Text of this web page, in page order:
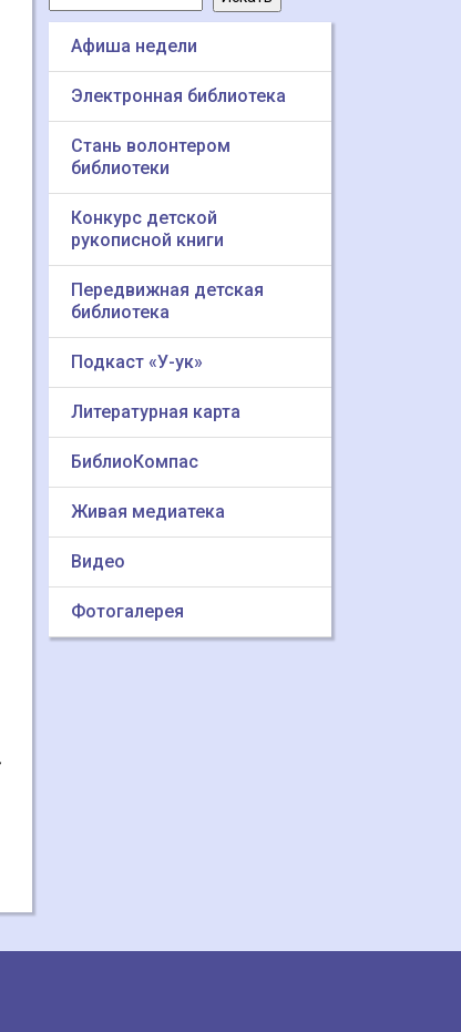
Афиша недели
Электронная библиотека
Стань волонтером
библиотеки
Конкурс детской
рукописной книги
Передвижная детская
библиотека
Подкаст «У-ук»
Литературная карта
БиблиоКомпас
Живая медиатека
Видео
Фотогалерея